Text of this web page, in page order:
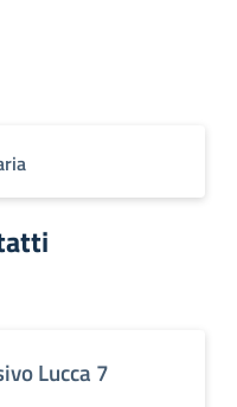
Lucca 7